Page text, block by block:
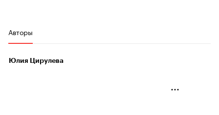
Авторы
Юлия Цирулева